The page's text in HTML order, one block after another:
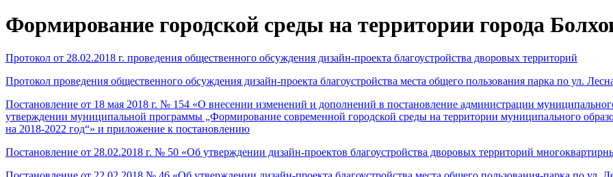
Формирование городской среды на территории города
Протокол от 28.02.2018 г. проведения общественного обсуждения дизайн-проекта благоустройства дворовых территорий
Протокол проведения общественного обсуждения дизайн-проекта благоустройства места общего пользования парка по ул.
Постановление от 18 мая 2018 г. № 154 «О внесении изменений и дополнений в постановление администрации
утверждении муниципальной программы „Формирование современной городской среды на территории муниципального
на 2018-2022 год“» и приложение к постановлению
Постановление от 28.02.2018 г. № 50 «Об утверждении дизайн-проектов благоустройства дворовых территорий